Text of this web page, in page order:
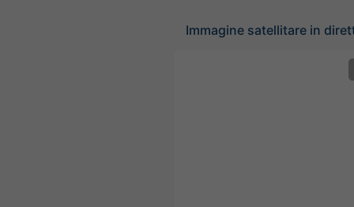
Immagine satellitare in